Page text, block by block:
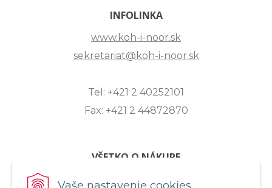
INFOLINKA
www.koh-i-noor.sk
sekretariat@koh-i-noor.sk
Tel: +421 2 40252101
Fax: +421 2 44872870
VŠETKO O NÁKUPE
ZASLANIE OTÁZKY